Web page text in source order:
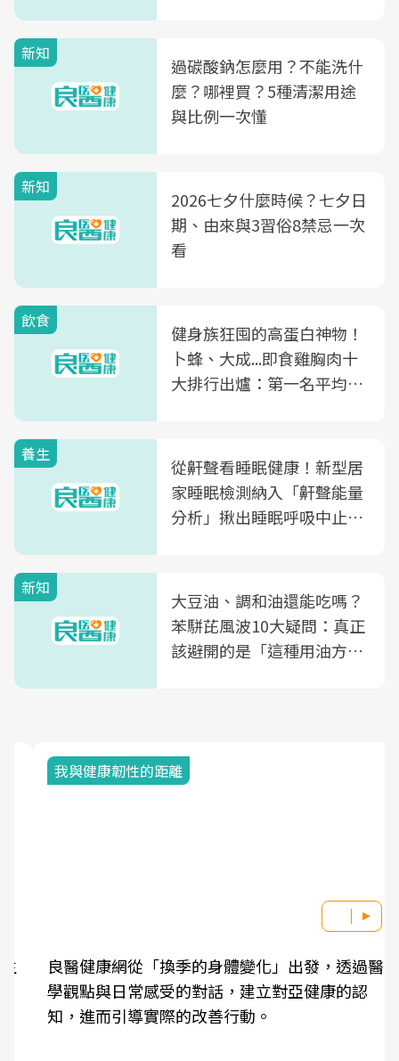
新知
過碳酸鈉怎麼用？不能洗什
麼？哪裡買？5種清潔用途
與比例一次懂
新知
2026七夕什麼時候？七夕日
期、由來與3習俗8禁忌一次
看
飲食
健身族狂囤的高蛋白神物！
卜蜂、大成...即食雞胸肉十
大排行出爐：第一名平均一
養生
從鼾聲看睡眠健康！新型居
家睡眠檢測納入「鼾聲能量
分析」揪出睡眠呼吸中止症
新知
大豆油、調和油還能吃嗎？
苯駢芘風波10大疑問：真正
該避開的是「這種用油方
我與健康韌性的距離
良醫健康網從「換季的身體變化」出發，透過醫
學觀點與日常感受的對話，建立對亞健康的認
知，進而引導實際的改善行動。